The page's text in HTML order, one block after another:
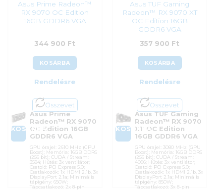
Asus Prime Radeon™
RX 9070 OC Edition
16GB GDDR6 VGA
344 900 Ft
KOSÁRBA
Rendelésre
Összevet
KOSÁRBA
Asus Prime
Radeon™ RX 9070
OC Edition 16GB
GDDR6 VGA
GPU órajel: 2610 MHz (GPU
Boost); Memória: 16GB DDR6
(256 bit); CUDA / Stream:
3584; Hűtés: 3x ventilátor;
Csatoló: PCI Express 5.0;
Csatlakozók: 1x HDMI 2.1b, 3x
DisplayPort 2.1a; Minimális
tápigény: 650W;
Tápcsatlakozó: 2x 8-pin
Asus TUF Gaming
Radeon™ RX 9070 XT
OC Edition 16GB
GDDR6 VGA
357 900 Ft
KOSÁRBA
Rendelésre
Összevet
KOSÁRBA
Asus TUF Gaming
Radeon™ RX 9070
XT OC Edition
16GB GDDR6 VGA
GPU órajel: 3080 MHz (GPU
Boost); Memória: 16GB DDR6
(256 bit); CUDA / Stream:
4096; Hűtés: 3x ventilátor;
Csatoló: PCI Express 5.0;
Csatlakozók: 1x HDMI 2.1b, 3x
DisplayPort 2.1a; Minimális
tápigény: 850W;
Tápcsatlakozó: 3x 8-pin